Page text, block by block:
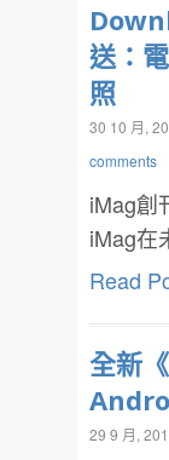
送：
照
30 10 月,
comments
iMag創
iMag在
Read
全新
29 9 月,